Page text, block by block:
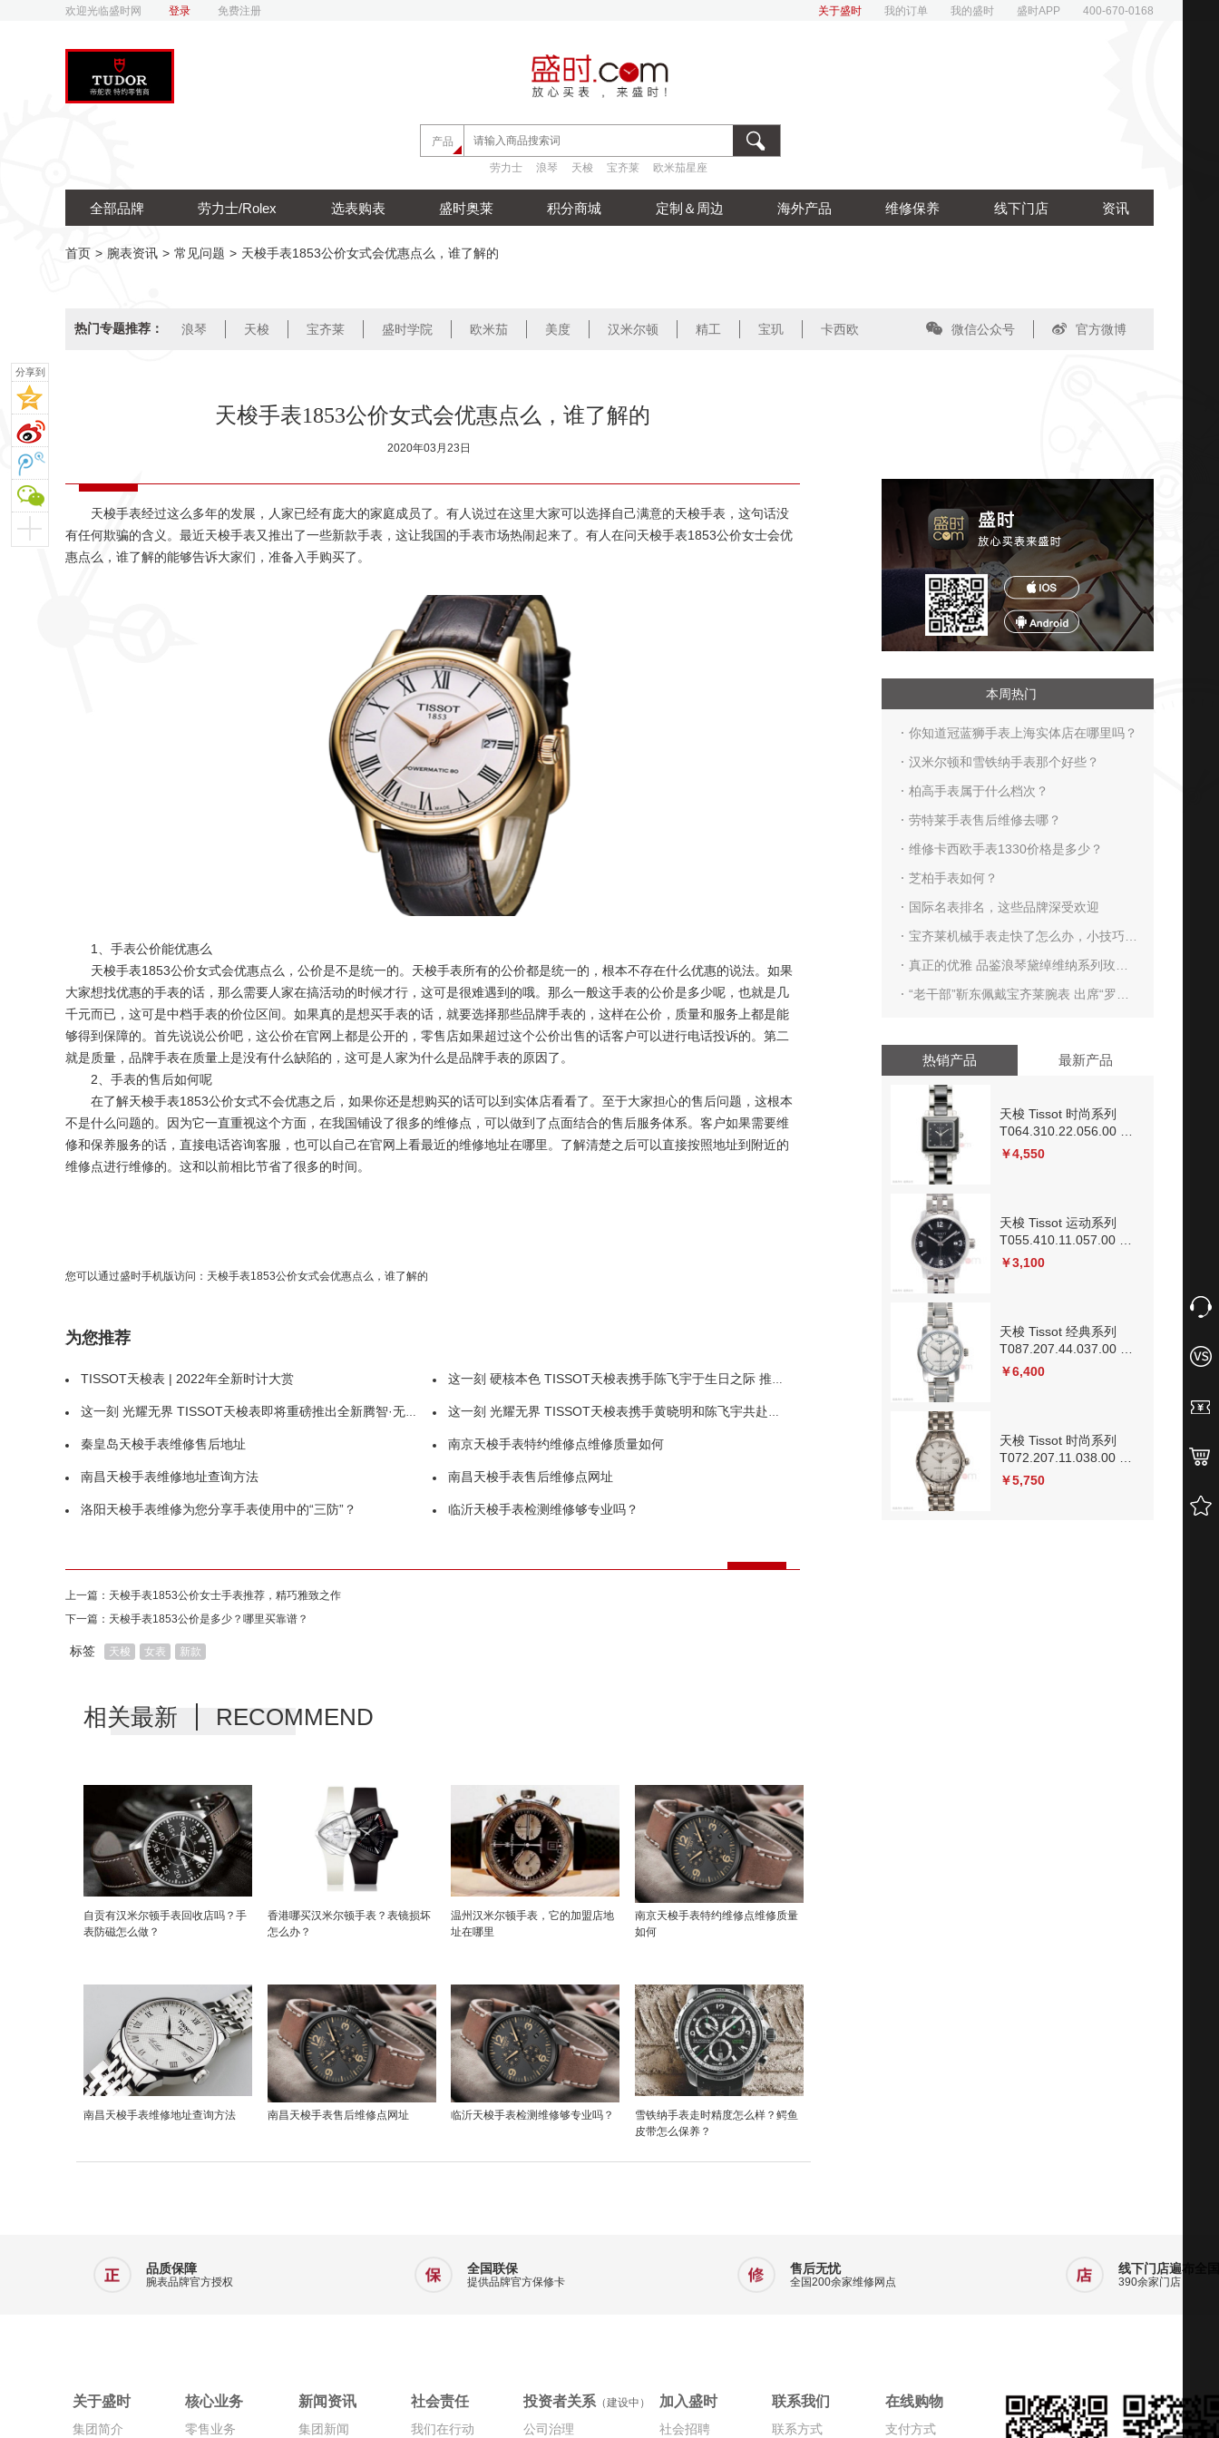
欢迎光临盛时网 登录 免费注册 关于盛时 我的订单 我的盛时 盛时APP 400-670-0168
产品
劳力士
浪琴
劳力士
浪琴 天梭 宝齐莱 欧米茄星座
全部品牌 劳力士/Rolex 选表购表 盛时奥莱 积分商城 定制＆周边 海外产品 维修保养 线下门店 资讯
分享到
首页 > 腕表资讯 > 常见问题 > 天梭手表1853公价女式会优惠点么，谁了解的
热门专题推荐： 浪琴 天梭 宝齐莱 盛时学院 欧米茄 美度 汉米尔顿 精工 宝玑 卡西欧 微信公众号 官方微博
天梭手表1853公价女式会优惠点么，谁了解的
2020年03月23日
天梭手表经过这么多年的发展，人家已经有庞大的家庭成员了。有人说过在这里大家可以选择自己满意的天梭手表，这句话没
有任何欺骗的含义。最近天梭手表又推出了一些新款手表，这让我国的手表市场热闹起来了。有人在问天梭手表1853公价女士会优
惠点么，谁了解的能够告诉大家们，准备入手购买了。
1、手表公价能优惠么
天梭手表1853公价女式会优惠点么，公价是不是统一的。天梭手表所有的公价都是统一的，根本不存在什么优惠的说法。如果
大家想找优惠的手表的话，那么需要人家在搞活动的时候才行，这可是很难遇到的哦。那么一般这手表的公价是多少呢，也就是几
千元而已，这可是中档手表的价位区间。如果真的是想买手表的话，就要选择那些品牌手表的，这样在公价，质量和服务上都是能
够得到保障的。首先说说公价吧，这公价在官网上都是公开的，零售店如果超过这个公价出售的话客户可以进行电话投诉的。第二
就是质量，品牌手表在质量上是没有什么缺陷的，这可是人家为什么是品牌手表的原因了。
2、手表的售后如何呢
在了解天梭手表1853公价女式不会优惠之后，如果你还是想购买的话可以到实体店看看了。至于大家担心的售后问题，这根本
不是什么问题的。因为它一直重视这个方面，在我国铺设了很多的维修点，可以做到了点面结合的售后服务体系。客户如果需要维
修和保养服务的话，直接电话咨询客服，也可以自己在官网上看最近的维修地址在哪里。了解清楚之后可以直接按照地址到附近的
维修点进行维修的。这和以前相比节省了很多的时间。
您可以通过盛时手机版访问： 天梭手表1853公价女式会优惠点么，谁了解的
为您推荐
TISSOT天梭表 | 2022年全新时计大赏 这一刻 硬核本色 TISSOT天梭表携手陈飞宇于生日之际 推出速敢系列新品腕表 演绎全新平面广告
这一刻 光耀无界 TISSOT天梭表即将重磅推出全新腾智·无界系列腕表 这一刻 光耀无界 TISSOT天梭表携手黄晓明和陈飞宇共赴腾智·无界系列新品发布盛典
秦皇岛天梭手表维修售后地址 南京天梭手表特约维修点维修质量如何
南昌天梭手表维修地址查询方法 南昌天梭手表售后维修点网址
洛阳天梭手表维修为您分享手表使用中的“三防”？ 临沂天梭手表检测维修够专业吗？
上一篇： 天梭手表1853公价女士手表推荐，精巧雅致之作
下一篇： 天梭手表1853公价是多少？哪里买靠谱？
标签 天梭 女表 新款
相关最新 RECOMMEND
自贡有汉米尔顿手表回收店吗？手
表防磁怎么做？
香港哪买汉米尔顿手表？表镜损坏
怎么办？
温州汉米尔顿手表，它的加盟店地
址在哪里
南京天梭手表特约维修点维修质量
如何
南昌天梭手表维修地址查询方法 南昌天梭手表售后维修点网址 临沂天梭手表检测维修够专业吗？
雪铁纳手表走时精度怎么样？鳄鱼
皮带怎么保养？
本周热门
你知道冠蓝狮手表上海实体店在哪里吗？
汉米尔顿和雪铁纳手表那个好些？
柏高手表属于什么档次？
劳特莱手表售后维修去哪？
维修卡西欧手表1330价格是多少？
芝柏手表如何？
国际名表排名，这些品牌深受欢迎
宝齐莱机械手表走快了怎么办，小技巧帮
你解决
真正的优雅 品鉴浪琴黛绰维纳系列玫瑰
金钻石女表
“老干部”靳东佩戴宝齐莱腕表 出席“罗兰
热销产品 最新产品
天梭 Tissot 时尚系列
T064.310.22.056.00 石
英
￥4,550
天梭 Tissot 运动系列
T055.410.11.057.00 石
英
￥3,100
天梭 Tissot 经典系列
T087.207.44.037.00 机
械
￥6,400
天梭 Tissot 时尚系列
T072.207.11.038.00 机
械
￥5,750
品质保障
腕表品牌官方授权
全国联保
提供品牌官方保修卡
售后无忧
全国200余家维修网点
线下门店遍布全国
390余家门店
关于盛时
集团简介
核心业务
零售业务
新闻资讯
集团新闻
社会责任
我们在行动
投资者关系（建设中）
公司治理
加入盛时
社会招聘
联系我们
联系方式
在线购物
支付方式